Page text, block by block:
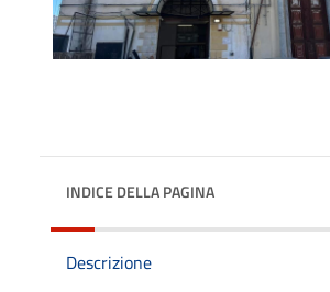
INDICE DELLA PAGINA
Descrizione